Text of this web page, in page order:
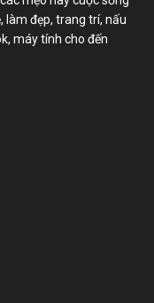
làm đẹp, trang trí, nấu
máy tính cho đến